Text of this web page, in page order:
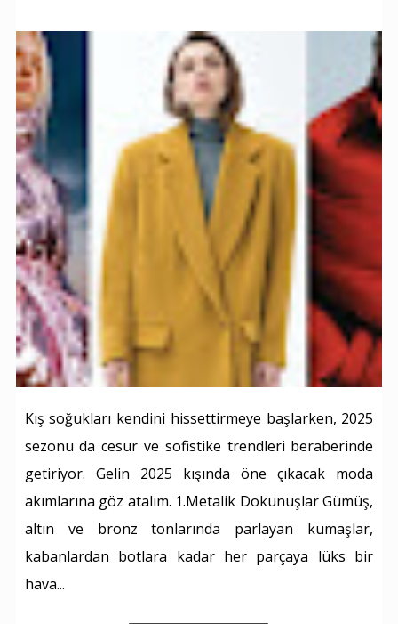
Kış soğukları kendini hissettirmeye başlarken, 2025
sezonu da cesur ve sofistike trendleri beraberinde
getiriyor. Gelin 2025 kışında öne çıkacak moda
akımlarına göz atalım. 1.Metalik Dokunuşlar Gümüş,
altın ve bronz tonlarında parlayan kumaşlar,
kabanlardan botlara kadar her parçaya lüks bir
hava...